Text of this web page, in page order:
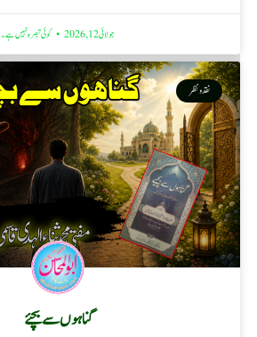
جولائی 12, 2026 کوئی تبصرہ نہیں ہے۔
نقد ونظر
گناہوں سے بچئے